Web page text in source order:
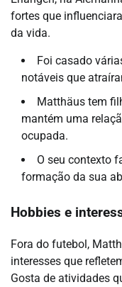
fortes que
da vida.
Foi casado
notáveis que
Matthäus tem
mantém uma
ocupada.
O seu contexto
formação da sua
Hobbies e
Fora do futebol,
interesses que
Gosta de atividades